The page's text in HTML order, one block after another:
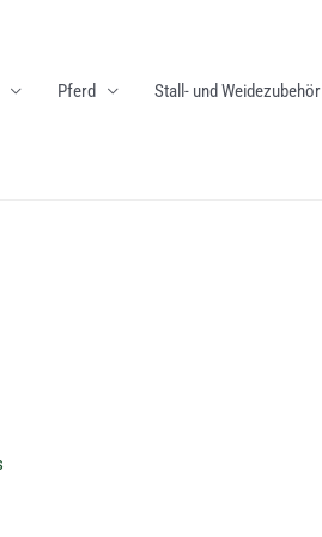
Pferd Stall- und Weidezubehör